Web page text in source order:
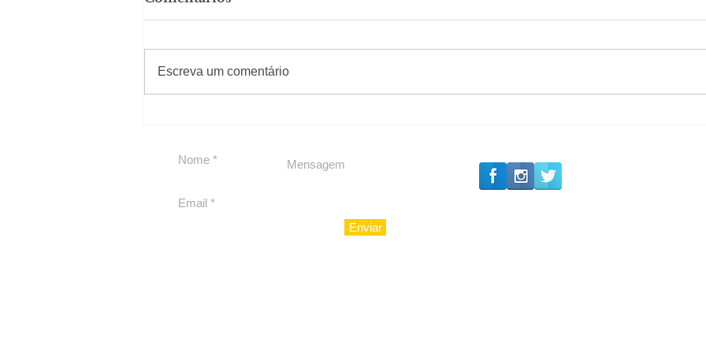
para São Paulo
Escreva um comentário
#Sugestões
Enviar